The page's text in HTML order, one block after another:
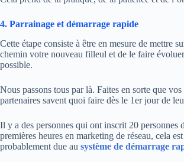
4. Parrainage et démarrage rapide
Cette étape consiste à être en mesure de mettre
chemin votre nouveau filleul et de le faire
possible.
Nous passons tous par là. Faites en sorte que
partenaires savent quoi faire dès le 1er jour de
Il y a des personnes qui ont inscrit 20 personnes
premières heures en marketing de réseau, cela est
probablement due au système de démarrage